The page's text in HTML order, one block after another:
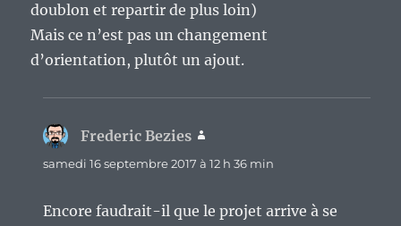
doublon et repartir de plus loin)
Mais ce n’est pas un changement
d’orientation, plutôt un ajout.
Frederic Bezies
samedi 16 septembre 2017 à 12 h 36 min
Encore faudrait-il que le projet arrive à se